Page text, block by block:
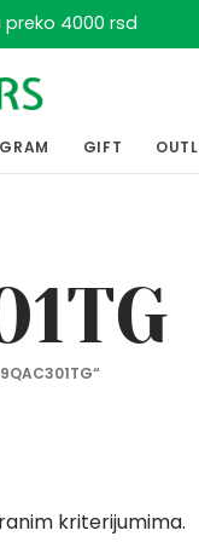
preko 4000 rsd
GIFT
kriterijumima.